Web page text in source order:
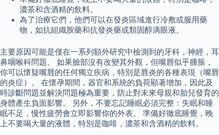
濃茶和含酒精的飲料。
為了治療它們，他們可以在發炎區域進行冷敷或服用藥
物，如抗組織胺藥和抗發炎藥或類固醇滴眼液。
主要原因可能是僅在一系列額外研究中檢測到的牙科，神經，耳
鼻咽喉科問題。 如果臉部沒有改變其外觀，但嘴唇似乎腫脹，
你可以懷疑嘴唇的任何獨立疾病，特別是唇炎的各種表現（嘴唇
的炎症）。 在懷孕期間，器官和系統的負荷顯著增加，因此及
時診斷問題並解決問題極為重要，防止對未來母親和胎兒發育的
身體產生負面影響。 另外，不要忘記睡眠必須完整：失眠和睡
眠不足，慢性疲勞會立即影響你的外表。 準備好徹底睡覺，晚
上不要喝大量的液體，特別是咖啡，濃茶和含酒精的飲料。